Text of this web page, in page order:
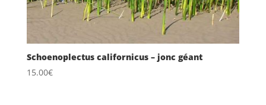
Schoenoplectus californicus – jonc géant
15.00€